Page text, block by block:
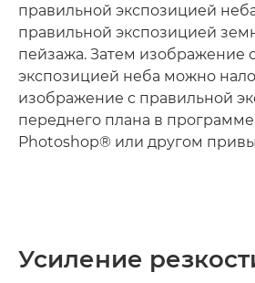
правильной экспозицией
правильной экспозицией
пейзажа. Затем изображение
экспозицией неба можно
изображение с правильной
переднего плана в
Photoshop® или другом
Усиление